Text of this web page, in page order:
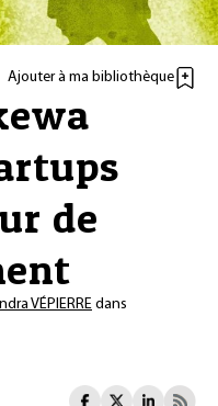
Ajouter à ma bibliothèque
de
VÉPIERRE dans